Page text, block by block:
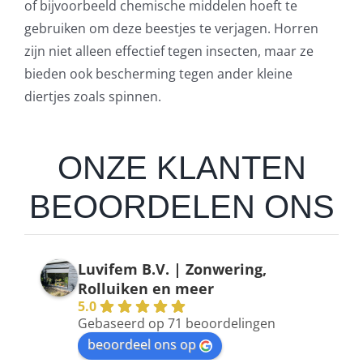
of bijvoorbeeld chemische middelen hoeft te
gebruiken om deze beestjes te verjagen. Horren
zijn niet alleen effectief tegen insecten, maar ze
bieden ook bescherming tegen ander kleine
diertjes zoals spinnen.
ONZE KLANTEN
BEOORDELEN ONS
Luvifem B.V. | Zonwering,
Rolluiken en meer
5.0
Gebaseerd op 71 beoordelingen
beoordeel ons op